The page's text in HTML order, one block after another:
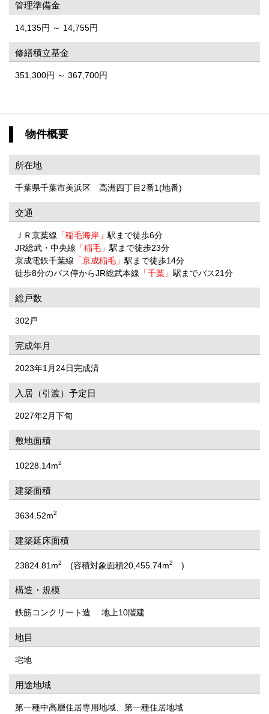
管理準備金
14,135円 ～ 14,755円
修繕積立基金
351,300円 ～ 367,700円
物件概要
所在地
千葉県千葉市美浜区 高洲四丁目2番1(地番)
交通
ＪＲ京葉線 「稲毛海岸」駅まで徒歩6分
JR総武・中央線 「稲毛」駅まで徒歩23分
京成電鉄千葉線 「京成稲毛」駅まで徒歩14分
徒歩8分のバス停からJR総武本線 「千葉」駅までバス21分
総戸数
302戸
完成年月
2023年1月24日完成済
入居（引渡）予定日
2027年2月下旬
敷地面積
10228.14m2
建築面積
3634.52m2
建築延床面積
23824.81m2 (容積対象面積20,455.74m2 )
構造・規模
鉄筋コンクリート造 地上10階建
地目
宅地
用途地域
第一種中高層住居専用地域、第一種住居地域